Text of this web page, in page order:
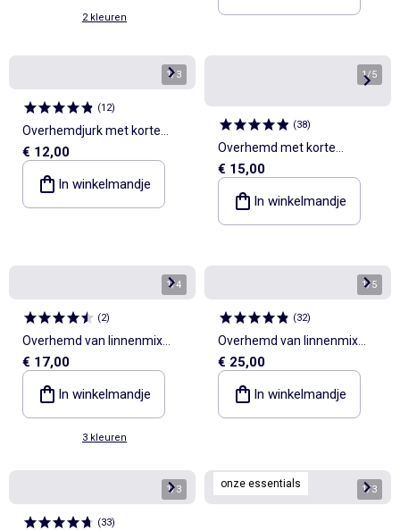
2 kleuren
1/3
(12)
Overhemdjurk met korte
mouwen
€ 12,00
In winkelmandje
1/5
(38)
Overhemd met korte
mouwen van gehaakte stof
€ 15,00
In winkelmandje
1/4
(2)
Overhemd van linnenmix
met korte mouwen
€ 17,00
In winkelmandje
3 kleuren
1/5
(32)
Overhemd van linnenmix
met korte mouwen
€ 25,00
In winkelmandje
1/3
(33)
onze essentials 1/3